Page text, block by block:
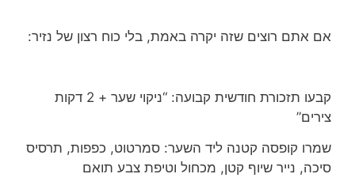
אם אתם רוצים שזה יקרה באמת, בלי כוח רצון של נזיר:
קבעו תזכורת חודשית קבועה: “ניקוי שער + 2 דקות
צירים”
שמרו קופסה קטנה ליד השער: סמרטוט, כפפות, תרסיס
סיכה, נייר שיוף קטן, מכחול וטיפת צבע תואם